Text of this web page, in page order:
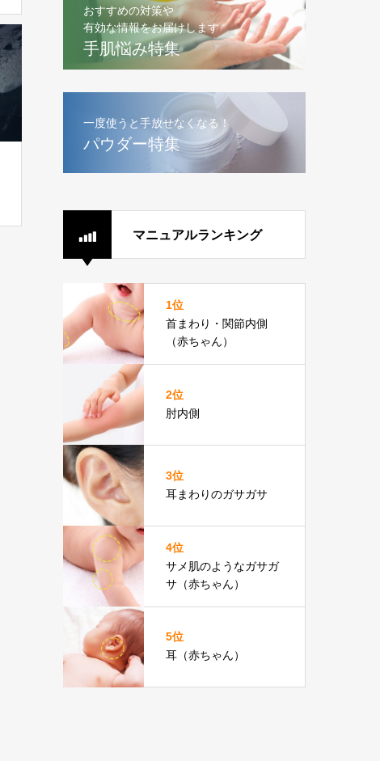
おすすめの対策や
有効な情報をお届けします
手肌悩み特集
一度使うと手放せなくなる！
パウダー特集
マニュアルランキング
1位
首まわり・関節内側
（赤ちゃん）
2位
肘内側
3位
耳まわりのガサガサ
4位
サメ肌のようなガサガ
サ（赤ちゃん）
5位
耳（赤ちゃん）